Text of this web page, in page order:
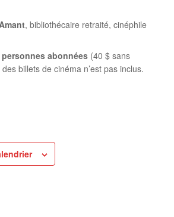
, bibliothécaire retraité, cinéphile
abonnées (40 $ sans
billets de cinéma n’est pas inclus.